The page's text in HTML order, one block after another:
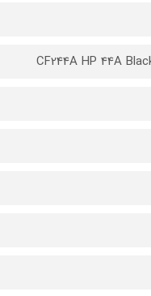
CF244A HP 44A